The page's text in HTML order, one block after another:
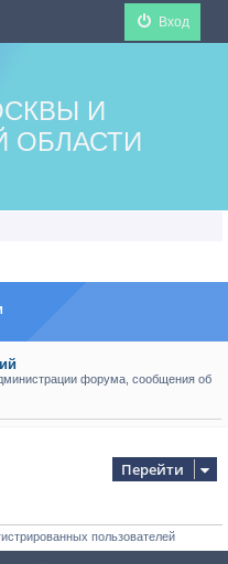
Вход
И
ОБЛАСТИ
форума, сообщения об
Перейти
пользователей